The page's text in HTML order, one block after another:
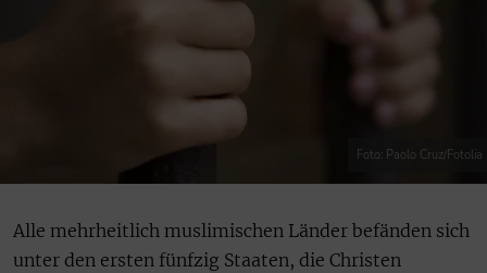
Foto: Paolo Cruz/Fotolia
Alle mehrheitlich muslimischen Länder befänden sich
unter den ersten fünfzig Staaten, die Christen